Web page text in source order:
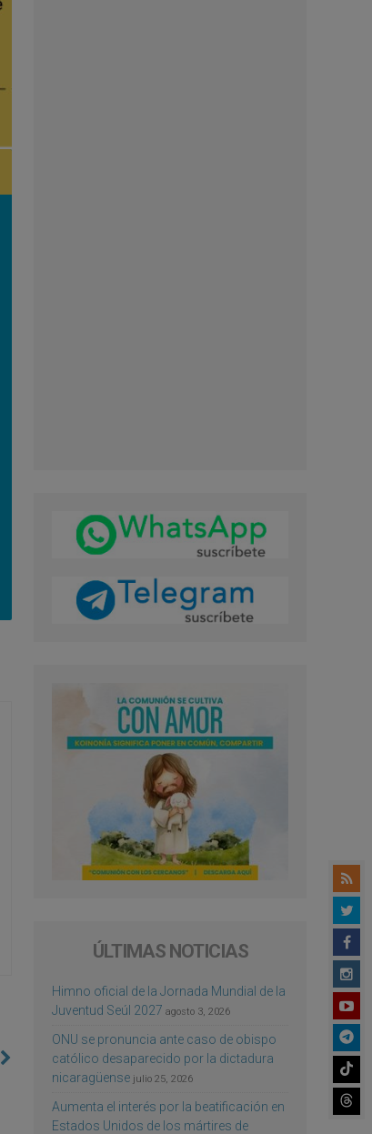
ÚLTIMAS NOTICIAS
Himno oficial de la Jornada Mundial de la
Juventud Seúl 2027 agosto 3, 2026
ONU se pronuncia ante caso de obispo
católico desaparecido por la dictadura
nicaragüense julio 25, 2026
Aumenta el interés por la beatificación en
Estados Unidos de los mártires de